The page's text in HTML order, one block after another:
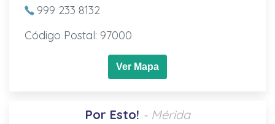
999 233 8132
Código Postal: 97000
Ver Mapa
Por Esto! - Mérida